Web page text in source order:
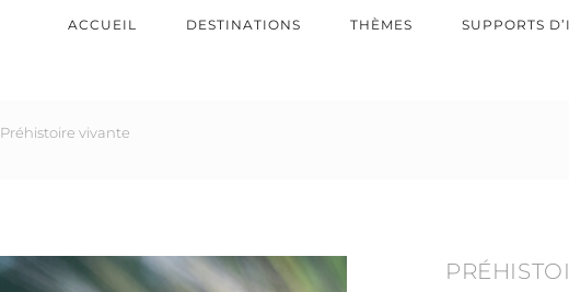
ACCUEIL DESTINATIONS THÈMES SUPPORTS
Préhistoire vivante